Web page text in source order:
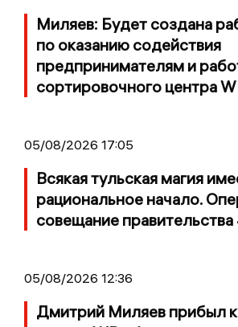
Миляев: Будет создана
по оказанию содействия
предпринимателям и
сортировочного центра
05/08/2026 17:05
Всякая тульская магия
рациональное начало.
совещание правительства
05/08/2026 12:36
Дмитрий Миляев прибыл